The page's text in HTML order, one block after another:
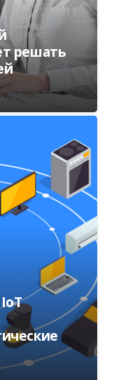
решать